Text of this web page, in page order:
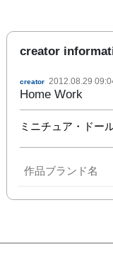
creator
creator 2012.08.29
Home Work
ミニチュア・ドー
作品ブランド名